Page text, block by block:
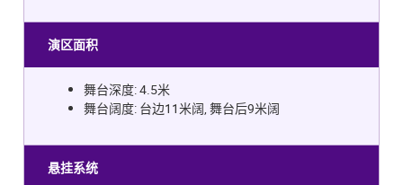
演区面积
舞台深度: 4.5米
舞台阔度: 台边11米阔, 舞台后9米阔
悬挂系统